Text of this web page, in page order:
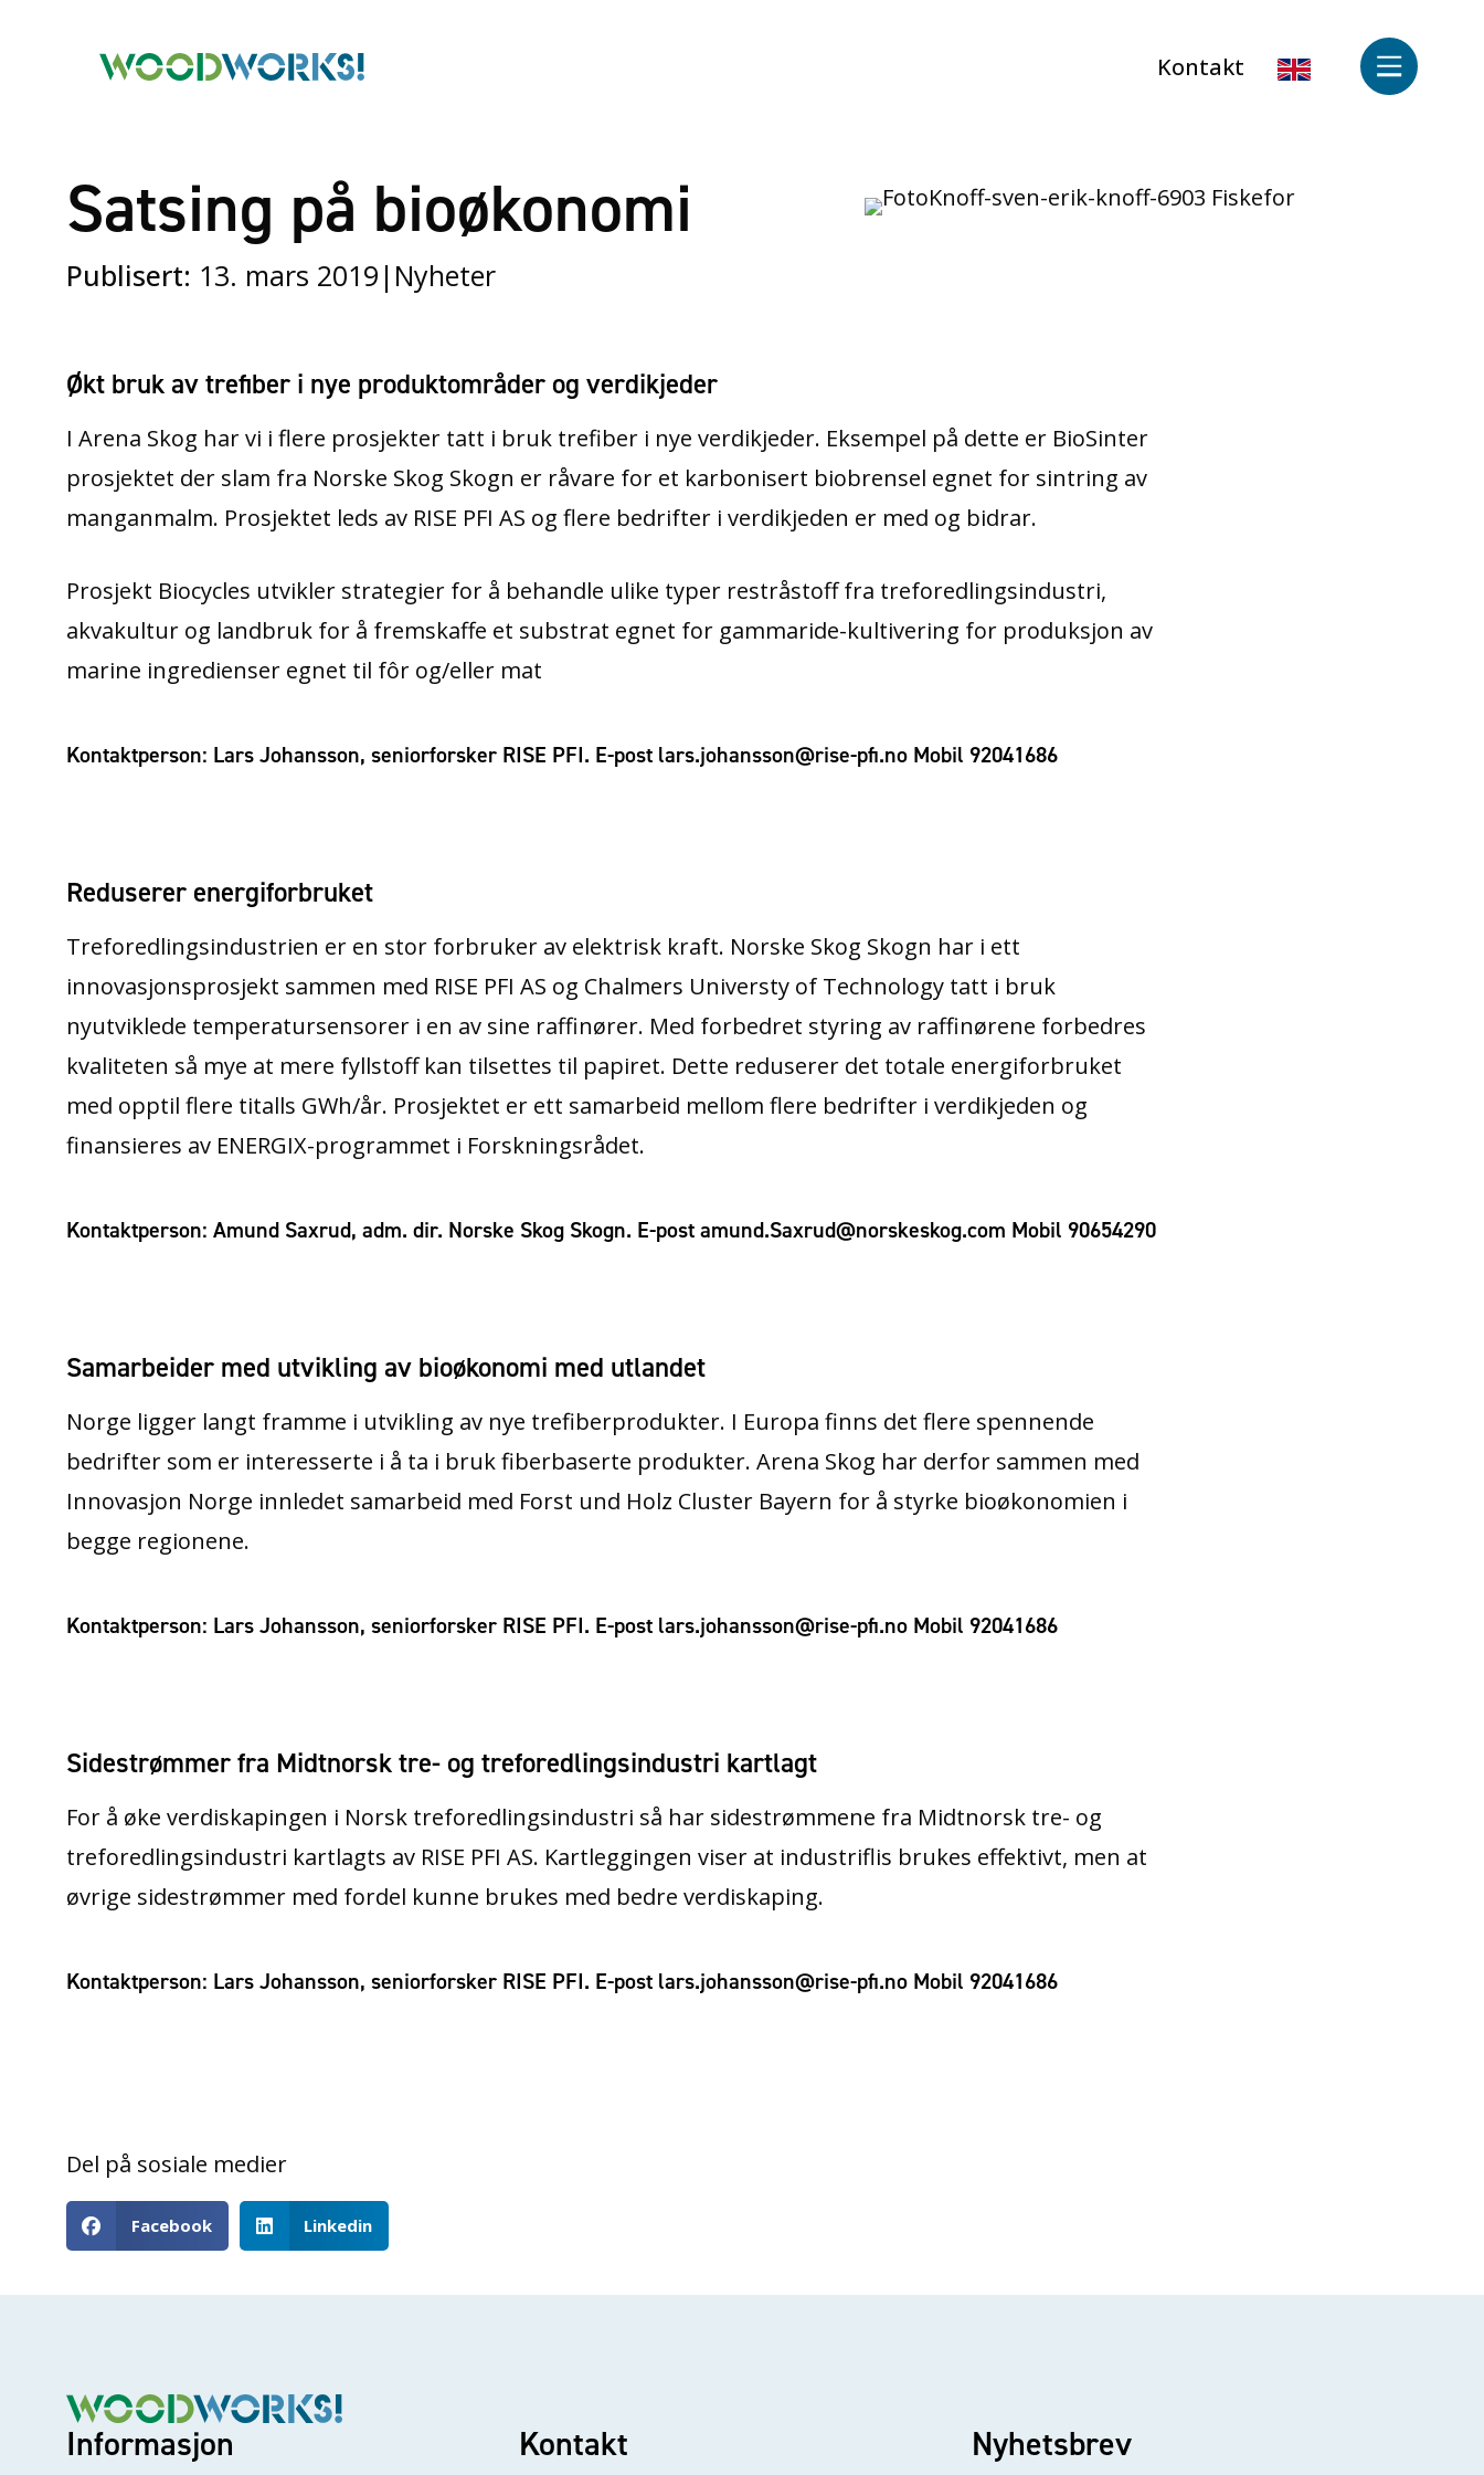
Kontakt
Satsing på bioøkonomi
Publisert: 13. mars 2019 | Nyheter
Økt bruk av trefiber i nye produktområder og verdikjeder
I Arena Skog har vi i flere prosjekter tatt i bruk trefiber i nye verdikjeder. Eksempel på dette er BioSinter
prosjektet der slam fra Norske Skog Skogn er råvare for et karbonisert biobrensel egnet for sintring av
manganmalm. Prosjektet leds av RISE PFI AS og flere bedrifter i verdikjeden er med og bidrar.
Prosjekt Biocycles utvikler strategier for å behandle ulike typer restråstoff fra treforedlingsindustri,
akvakultur og landbruk for å fremskaffe et substrat egnet for gammaride-kultivering for produksjon av
marine ingredienser egnet til fôr og/eller mat
Kontaktperson: Lars Johansson, seniorforsker RISE PFI. E-post lars.johansson@rise-pfi.no Mobil 92041686
Reduserer energiforbruket
Treforedlingsindustrien er en stor forbruker av elektrisk kraft. Norske Skog Skogn har i ett
innovasjonsprosjekt sammen med RISE PFI AS og Chalmers Universty of Technology tatt i bruk
nyutviklede temperatursensorer i en av sine raffinører. Med forbedret styring av raffinørene forbedres
kvaliteten så mye at mere fyllstoff kan tilsettes til papiret. Dette reduserer det totale energiforbruket
med opptil flere titalls GWh/år. Prosjektet er ett samarbeid mellom flere bedrifter i verdikjeden og
finansieres av ENERGIX-programmet i Forskningsrådet.
Kontaktperson: Amund Saxrud, adm. dir. Norske Skog Skogn. E-post amund.Saxrud@norskeskog.com Mobil 90654290
Samarbeider med utvikling av bioøkonomi med utlandet
Norge ligger langt framme i utvikling av nye trefiberprodukter. I Europa finns det flere spennende
bedrifter som er interesserte i å ta i bruk fiberbaserte produkter. Arena Skog har derfor sammen med
Innovasjon Norge innledet samarbeid med Forst und Holz Cluster Bayern for å styrke bioøkonomien i
begge regionene.
Kontaktperson: Lars Johansson, seniorforsker RISE PFI. E-post lars.johansson@rise-pfi.no Mobil 92041686
Sidestrømmer fra Midtnorsk tre- og treforedlingsindustri kartlagt
For å øke verdiskapingen i Norsk treforedlingsindustri så har sidestrømmene fra Midtnorsk tre- og
treforedlingsindustri kartlagts av RISE PFI AS. Kartleggingen viser at industriflis brukes effektivt, men at
øvrige sidestrømmer med fordel kunne brukes med bedre verdiskaping.
Kontaktperson: Lars Johansson, seniorforsker RISE PFI. E-post lars.johansson@rise-pfi.no Mobil 92041686
Del på sosiale medier
Facebook Linkedin
Informasjon Kontakt Nyhetsbrev